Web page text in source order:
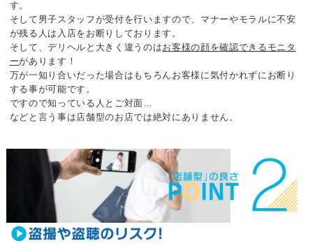
す。
そして男子スタッフが受付を行いますので、マナーやモラルに不安
が残る人は入店をお断りしております。
そして、デリヘルと大きく違うのはお客様の顔を確認できるモニタ
ーがあります！
万が一知り合いだった場合はもちろんお客様に気付かれずにお断り
する事が可能です。
ですので知っている人とご対面…
などと言う事は店舗型のお店では絶対にありません。